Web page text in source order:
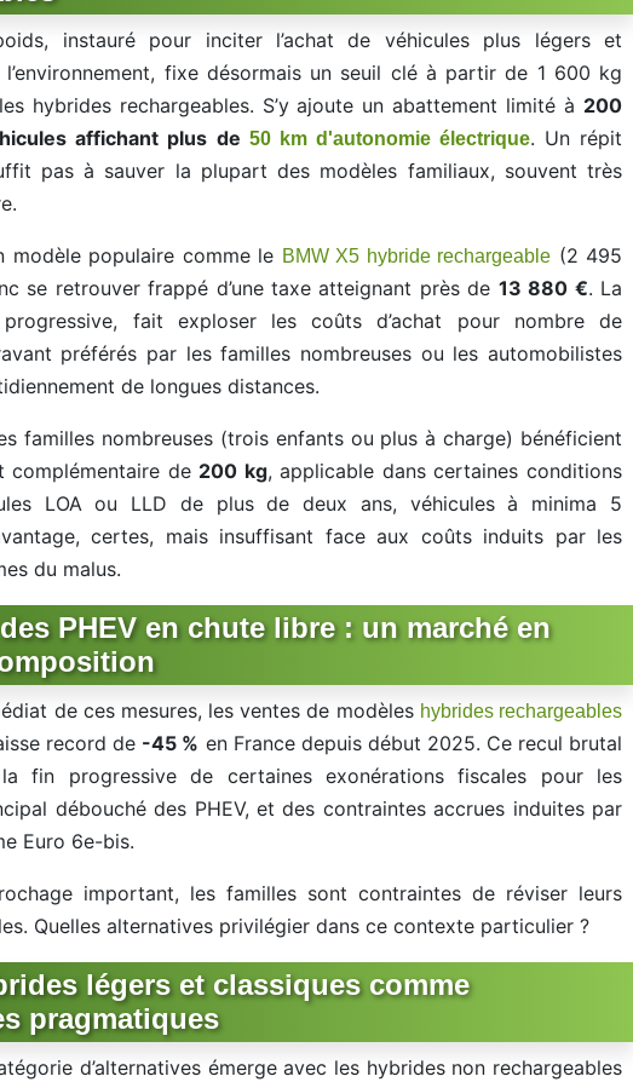
instauré pour inciter l’achat de véhicules plus légers et
l’environnement, fixe désormais un seuil clé à partir de 1 600 kg
hybrides rechargeables. S’y ajoute un abattement limité à 200
affichant plus de 50 km d'autonomie électrique. Un répit
pas à sauver la plupart des modèles familiaux, souvent très
modèle populaire comme le BMW X5 hybride rechargeable (2 495
se retrouver frappé d’une taxe atteignant près de 13 880 €. La
fait exploser les coûts d’achat pour nombre de
préférés par les familles nombreuses ou les automobilistes
de longues distances.
familles nombreuses (trois enfants ou plus à charge) bénéficient
complémentaire de 200 kg, applicable dans certaines conditions
LOA ou LLD de plus de deux ans, véhicules à minima 5
certes, mais insuffisant face aux coûts induits par les
du malus.
PHEV en chute libre : un marché en
de ces mesures, les ventes de modèles hybrides rechargeables
record de -45 % en France depuis début 2025. Ce recul brutal
fin progressive de certaines exonérations fiscales pour les
débouché des PHEV, et des contraintes accrues induites par
Euro 6e-bis.
important, les familles sont contraintes de réviser leurs
Quelles alternatives privilégier dans ce contexte particulier ?
légers et classiques comme
pragmatiques
d’alternatives émerge avec les hybrides non rechargeables